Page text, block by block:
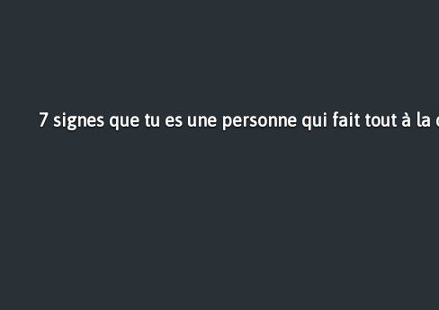
7 signes que tu es une personne qui fait tout à